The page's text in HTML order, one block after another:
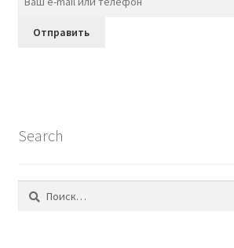
Search
Найти: